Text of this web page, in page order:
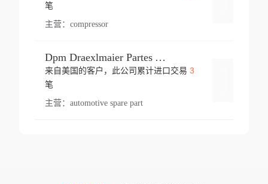
笔
主营： compressor
Dpm Draexlmaier Partes Automotrices Corr Ind Huejotzingo
来自美国的客户，此公司累计进口交易 3
笔
主营： automotive spare part